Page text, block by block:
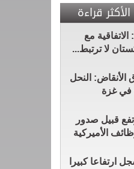
الأكثر قراءة
الاتفاقية مع
لا ترتبط...
النحل
في غزة
قبيل صدور
الأميركية
ارتفاعا كبيرا